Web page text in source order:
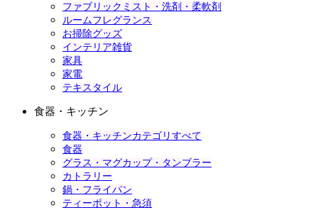
ファブリックミスト・洗剤・柔軟剤
ルームフレグランス
お掃除グッズ
インテリア雑貨
家具
家電
テキスタイル
食器・キッチン
食器・キッチンカテゴリすべて
食器
グラス・マグカップ・タンブラー
カトラリー
鍋・フライパン
ティーポット・急須